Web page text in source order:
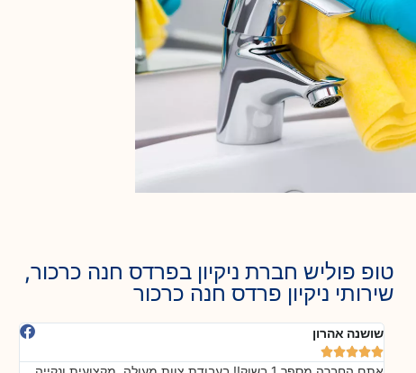
טופ פוליש חברת ניקיון בפרדס חנה כרכור,
שירותי ניקיון פרדס חנה כרכור
אלה חיימוב




